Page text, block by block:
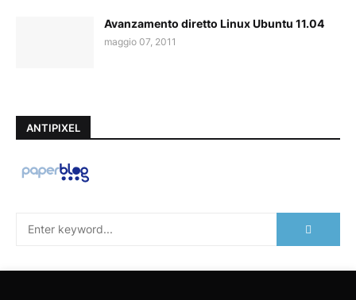
Avanzamento diretto Linux Ubuntu 11.04
maggio 07, 2011
ANTIPIXEL